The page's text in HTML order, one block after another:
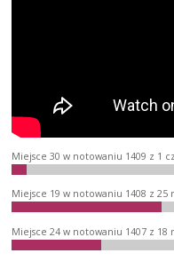
Miejsce 30 w notowaniu 1409 z 1
Miejsce 19 w notowaniu 1408 z 25
Miejsce 24 w notowaniu 1407 z 18